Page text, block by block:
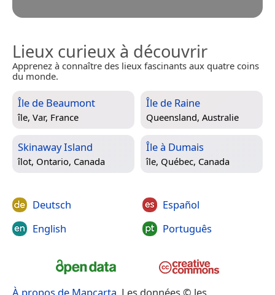
Lieux curieux à découvrir
Apprenez à connaître des lieux fascinants aux quatre coins
du monde.
Île de Beaumont
île, Var, France
Île de Raine
Queensland, Australie
Skinaway Island
îlot, Ontario, Canada
Île à Dumais
île, Québec, Canada
Deutsch
English
Español
Português
À propos de Mapcarta . Les données © les